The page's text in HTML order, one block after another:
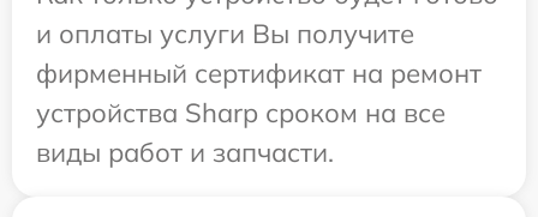
и оплаты услуги Вы получите
фирменный сертификат на ремонт
устройства Sharp сроком на все
виды работ и запчасти.